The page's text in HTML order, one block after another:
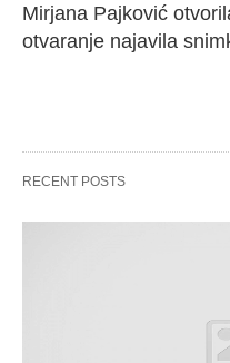
Mirjana Pajković
otvaranje najavila
RECENT POSTS